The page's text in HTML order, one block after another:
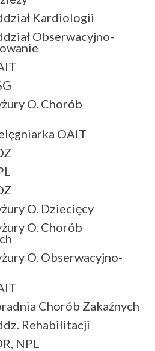
Kardiologii
Obserwacyjno-
O. Chorób
OAIT
O. Dziecięcy
O. Chorób
O. Obserwacyjno-
Chorób Zakaźnych
Rehabilitacji
NPL